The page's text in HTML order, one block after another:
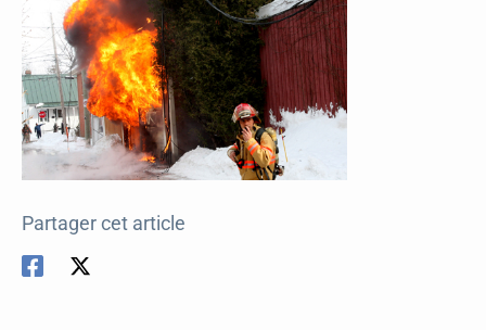
Partager cet article